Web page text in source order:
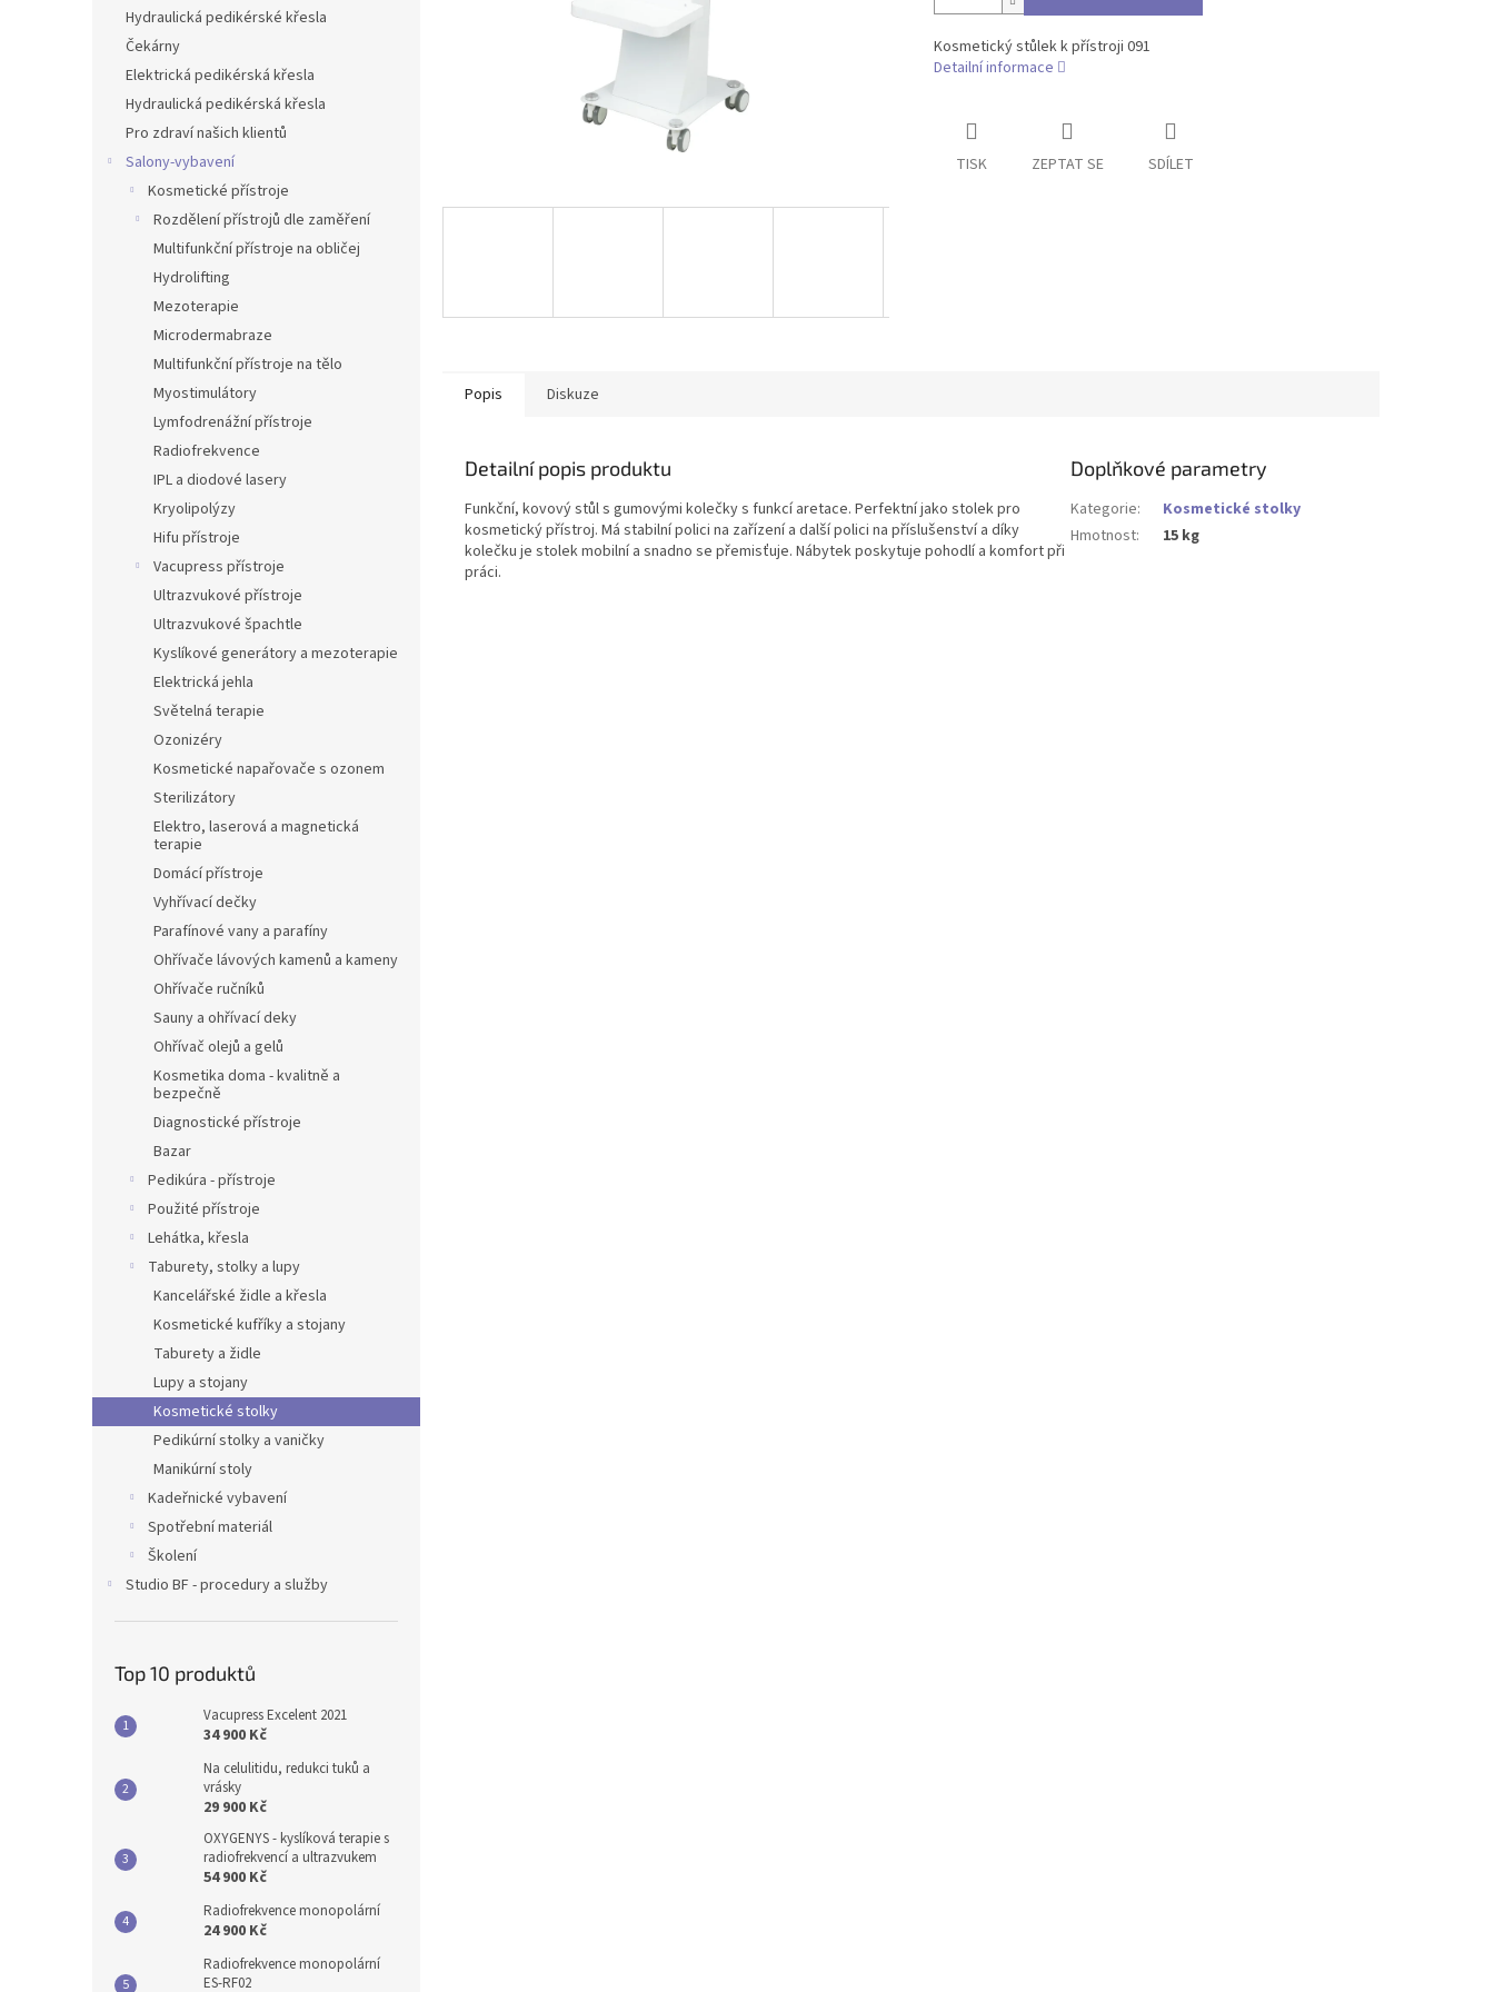
Hydraulická pedikérské křesla
Čekárny
Elektrická pedikérská křesla
Hydraulická pedikérská křesla
Pro zdraví našich klientů
Salony-vybavení
Kosmetické přístroje
Rozdělení přístrojů dle zaměření
Multifunkční přístroje na obličej
Hydrolifting
Mezoterapie
Microdermabraze
Multifunkční přístroje na tělo
Myostimulátory
Lymfodrenážní přístroje
Radiofrekvence
IPL a diodové lasery
Kryolipolýzy
Hifu přístroje
Vacupress přístroje
Ultrazvukové přístroje
Ultrazvukové špachtle
Kyslíkové generátory a mezoterapie
Elektrická jehla
Světelná terapie
Ozonizéry
Kosmetické napařovače s ozonem
Sterilizátory
Elektro, laserová a magnetická
terapie
Domácí přístroje
Vyhřívací dečky
Parafínové vany a parafíny
Ohřívače lávových kamenů a kameny
Ohřívače ručníků
Sauny a ohřívací deky
Ohřívač olejů a gelů
Kosmetika doma - kvalitně a
bezpečně
Diagnostické přístroje
Bazar
Pedikúra - přístroje
Použité přístroje
Lehátka, křesla
Taburety, stolky a lupy
Kancelářské židle a křesla
Kosmetické kufříky a stojany
Taburety a židle
Lupy a stojany
Kosmetické stolky
Pedikúrní stolky a vaničky
Manikúrní stoly
Kadeřnické vybavení
Spotřební materiál
Školení
Studio BF - procedury a služby
Top 10 produktů
Vacupress Excelent 2021
34 900 Kč
Na celulitidu, redukci tuků a
vrásky
29 900 Kč
OXYGENYS - kyslíková terapie s
radiofrekvencí a ultrazvukem
54 900 Kč
Radiofrekvence monopolární
24 900 Kč
Radiofrekvence monopolární
ES-RF02
Kosmetický stůlek k přístroji 091
Detailní informace
TISK ZEPTAT SE SDÍLET
Popis Diskuze
Detailní popis produktu
Funkční, kovový stůl s gumovými kolečky s funkcí aretace. Perfektní jako stolek pro
kosmetický přístroj. Má stabilní polici na zařízení a další polici na příslušenství a díky
kolečku je stolek mobilní a snadno se přemisťuje. Nábytek poskytuje pohodlí a komfort při
práci.
Doplňkové parametry
Kategorie:
Kosmetické stolky
Hmotnost: 15 kg